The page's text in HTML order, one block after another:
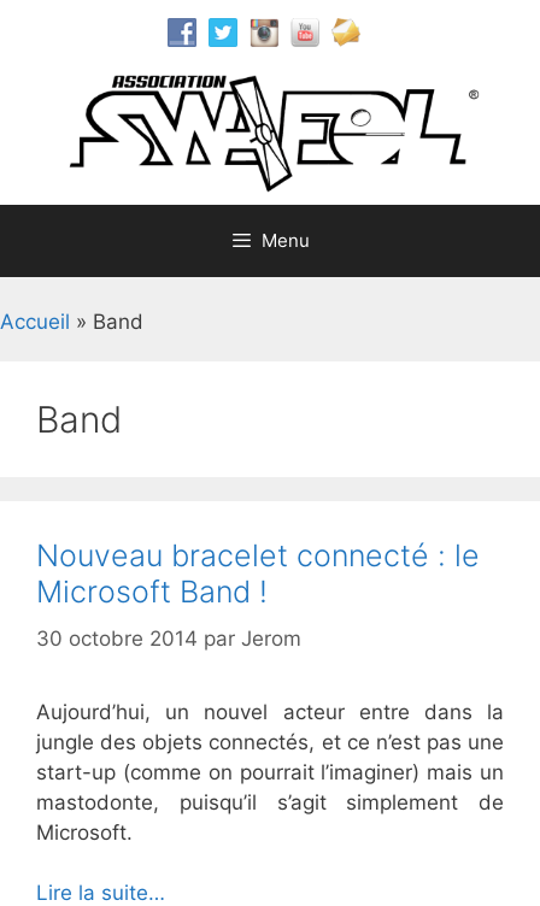
Menu
Accueil » Band
Band
Nouveau bracelet connecté : le
Microsoft Band !
30 octobre 2014 par Jerom
Aujourd’hui, un nouvel acteur entre dans la
jungle des objets connectés, et ce n’est pas une
start-up (comme on pourrait l’imaginer) mais un
mastodonte, puisqu’il s’agit simplement de
Microsoft.
Lire la suite…